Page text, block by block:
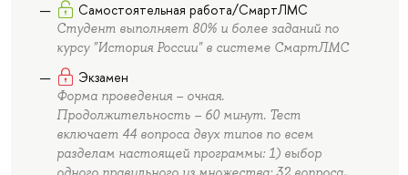
Самостоятельная работа/СмартЛМС
Студент выполняет 80% и более заданий по
курсу "История России" в системе СмартЛМС
Экзамен
Форма проведения – очная.
Продолжительность – 60 минут. Тест
включает 44 вопроса двух типов по всем
разделам настоящей программы: 1) выбор